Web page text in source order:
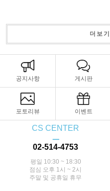
더보기
공지사항 게시판
포토리뷰 이벤트
CS CENTER
ㅡ
02-514-4753
평일 10:30 ~ 18:30
점심 오후 1시 ~ 2시
주말 및 공휴일 휴무